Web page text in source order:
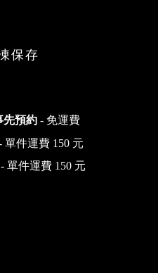
保存
先預約 - 免運費
單件運費 150 元
單件運費 150 元